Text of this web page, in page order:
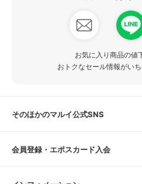
お気に入り商品の値
おトクなセール情報がい
そのほかのマルイ公式SNS
会員登録・エポスカード入会